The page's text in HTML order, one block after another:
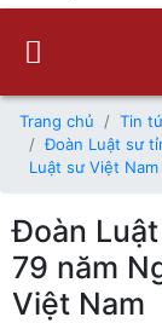
Trang chủ
Tin
Đoàn Luật sư
Luật sư Việt Nam
Đoàn
79 năm
Việt Nam